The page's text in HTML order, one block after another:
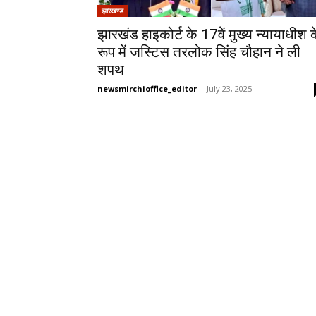
झारखण्ड
झारखंड हाइकोर्ट के 17वें मुख्य न्यायाधीश
रूप में जस्टिस तरलोक सिंह चौहान ने ली
शपथ
newsmirchioffice_editor - July 23, 2025